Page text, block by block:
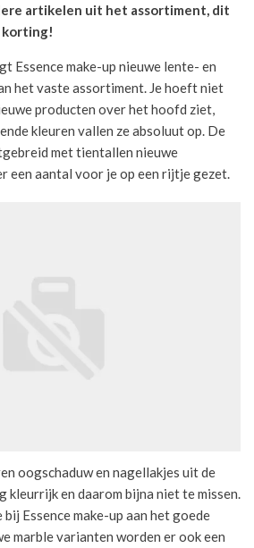
artikelen uit het assortiment, dit
Essence make-up nieuwe lente- en
het vaste assortiment. Je hoeft niet
producten over het hoofd ziet,
kleuren vallen ze absoluut op. De
met tientallen nieuwe
een aantal voor je op een rijtje gezet.
oogschaduw en nagellakjes uit de
kleurrijk en daarom bijna niet te missen.
Essence make-up aan het goede
marble varianten worden er ook een